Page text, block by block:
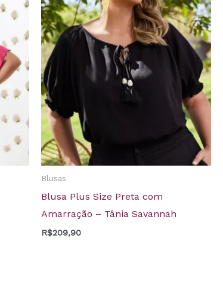
Blusas
Blusa Plus Size Preta com
Amarração – Tânia Savannah
R$209,90